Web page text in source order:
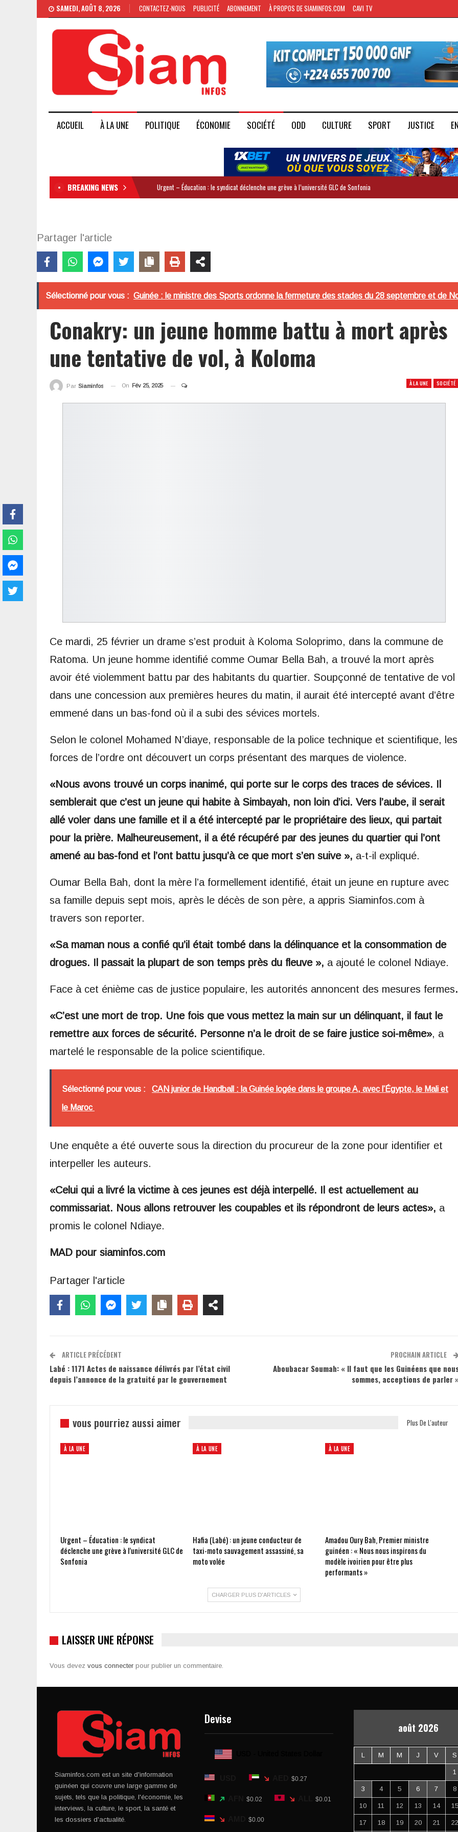
SAMEDI, AOÛT 8, 2026 CONTACTEZ-NOUS PUBLICITÉ ABONNEMENT À PROPOS DE SIAMINFOS.COM CAVI TV
ACCUEIL À LA UNE POLITIQUE ÉCONOMIE SOCIÉTÉ ODD CULTURE SPORT JUSTICE
BREAKING NEWS Urgent – Éducation : le syndicat déclenche une grève à l’université GLC de Sonfonia
Partager l'article
Sélectionné pour vous : Guinée : le ministre des Sports ordonne la fermeture des stades du 28 septembre et de
Conakry: un jeune homme battu à mort après
une tentative de vol, à Koloma
À LA UNE SOCIÉTÉ
Par Siaminfos On Fév 25, 2025
Ce mardi, 25 février un drame s’est produit à Koloma Soloprimo, dans la commune de
Ratoma. Un jeune homme identifié comme Oumar Bella Bah, a trouvé la mort après
avoir été violemment battu par des habitants du quartier. Soupçonné de tentative de vol
dans une concession aux premières heures du matin, il aurait été intercepté avant d’être
emmené dans un bas-fond où il a subi des sévices mortels.
Selon le colonel Mohamed N’diaye, responsable de la police technique et scientifique, les
forces de l’ordre ont découvert un corps présentant des marques de violence.
«Nous avons trouvé un corps inanimé, qui porte sur le corps des traces de sévices. Il
semblerait que c’est un jeune qui habite à Simbayah, non loin d’ici. Vers l’aube, il serait
allé voler dans une famille et il a été intercepté par le propriétaire des lieux, qui partait
pour la prière. Malheureusement, il a été récupéré par des jeunes du quartier qui l’ont
amené au bas-fond et l’ont battu jusqu’à ce que mort s’en suive », a-t-il expliqué.
Oumar Bella Bah, dont la mère l’a formellement identifié, était un jeune en rupture avec
sa famille depuis sept mois, après le décès de son père, a appris Siaminfos.com à
travers son reporter.
«Sa maman nous a confié qu’il était tombé dans la délinquance et la consommation de
drogues. Il passait la plupart de son temps près du fleuve », a ajouté le colonel Ndiaye.
Face à cet énième cas de justice populaire, les autorités annoncent des mesures fermes.
«C’est une mort de trop. Une fois que vous mettez la main sur un délinquant, il faut le
remettre aux forces de sécurité. Personne n’a le droit de se faire justice soi-même», a
martelé le responsable de la police scientifique.
Sélectionné pour vous : CAN junior de Handball : la Guinée logée dans le groupe A, avec l’Égypte, le Mali et
le Maroc
Une enquête a été ouverte sous la direction du procureur de la zone pour identifier et
interpeller les auteurs.
«Celui qui a livré la victime à ces jeunes est déjà interpellé. Il est actuellement au
commissariat. Nous allons retrouver les coupables et ils répondront de leurs actes», a
promis le colonel Ndiaye.
MAD pour siaminfos.com
Partager l'article
ARTICLE PRÉCÉDENT
Labé : 1171 Actes de naissance délivrés par l’état civil
depuis l’annonce de la gratuité par le gouvernement
PROCHAIN ARTICLE
Aboubacar Soumah: « Il faut que les Guinéens que
sommes, acceptions de parler
vous pourriez aussi aimer Plus De L'auteur
À LA UNE
Urgent – Éducation : le syndicat
déclenche une grève à l’université GLC de
Sonfonia
À LA UNE
Hafia (Labé) : un jeune conducteur de
taxi-moto sauvagement assassiné, sa
moto volée
À LA UNE
Amadou Oury Bah, Premier ministre
guinéen : « Nous nous inspirons du
modèle ivoirien pour être plus
performants »
CHARGER PLUS D'ARTICLES
LAISSER UNE RÉPONSE
Vous devez vous connecter pour publier un commentaire.
Siaminfos.com est un site d'information
guinéen qui couvre une large gamme de
sujets, tels que la politique, l'économie, les
interviews, la culture, le sport, la santé et
les dossiers d'actualité.
Devise
$0.27
$0.02 $0.01
$0.00
août 2026
L M M J V S
1
3 4 5 6 7 8
10 11 12 13 14 15
17 18 19 20 21 22